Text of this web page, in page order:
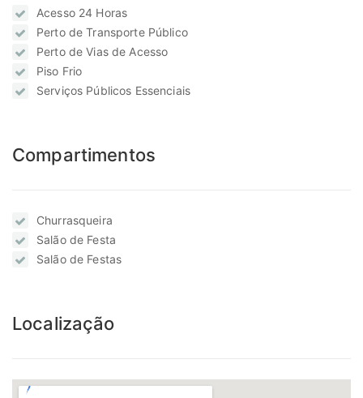
Acesso 24 Horas
Perto de Transporte Público
Perto de Vias de Acesso
Piso Frio
Serviços Públicos Essenciais
Compartimentos
Churrasqueira
Salão de Festa
Salão de Festas
Localização